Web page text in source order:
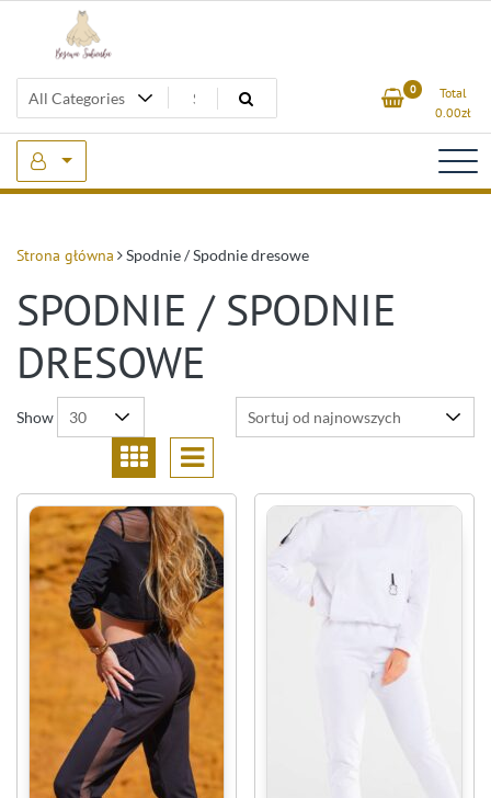
Beżowa Sukienka 0
Total
0.00zł
Strona główna Spodnie / Spodnie dresowe
SPODNIE / SPODNIE
DRESOWE
Show